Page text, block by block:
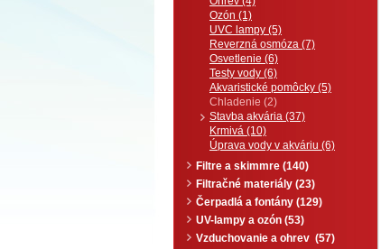
Ozón (1)
UVC lampy (5)
Reverzná osmóza (7)
Osvetlenie (6)
Testy vody (6)
Akvaristické pomôcky (5)
Chladenie (2)
Stavba akvária (37)
Krmivá (10)
Úprava vody v akváriu (6)
Filtre a skimmre (140)
Filtračné materiály (23)
Čerpadlá a fontány (129)
UV-lampy a ozón (53)
Vzduchovanie a ohrev (57)